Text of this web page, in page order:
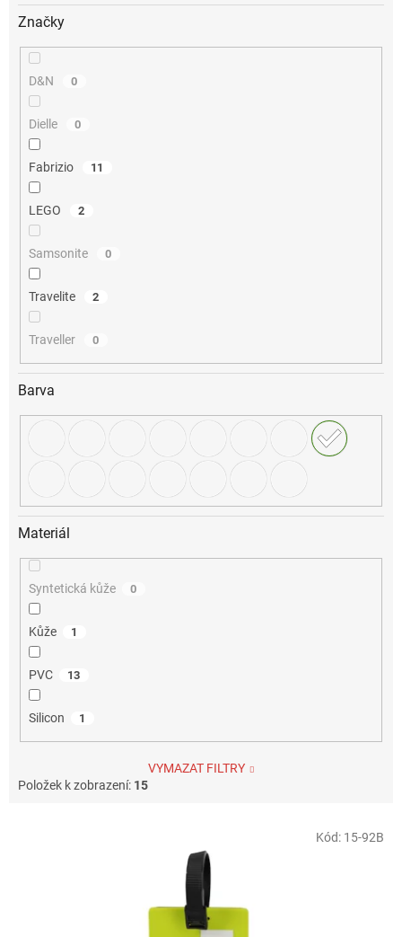
Značky
D&N 0
Dielle 0
Fabrizio 11
LEGO 2
Samsonite 0
Travelite 2
Traveller 0
Barva
Materiál
Syntetická kůže 0
Kůže 1
PVC 13
Silicon 1
VYMAZAT FILTRY
Položek k zobrazení: 15
Kód: 15-92B